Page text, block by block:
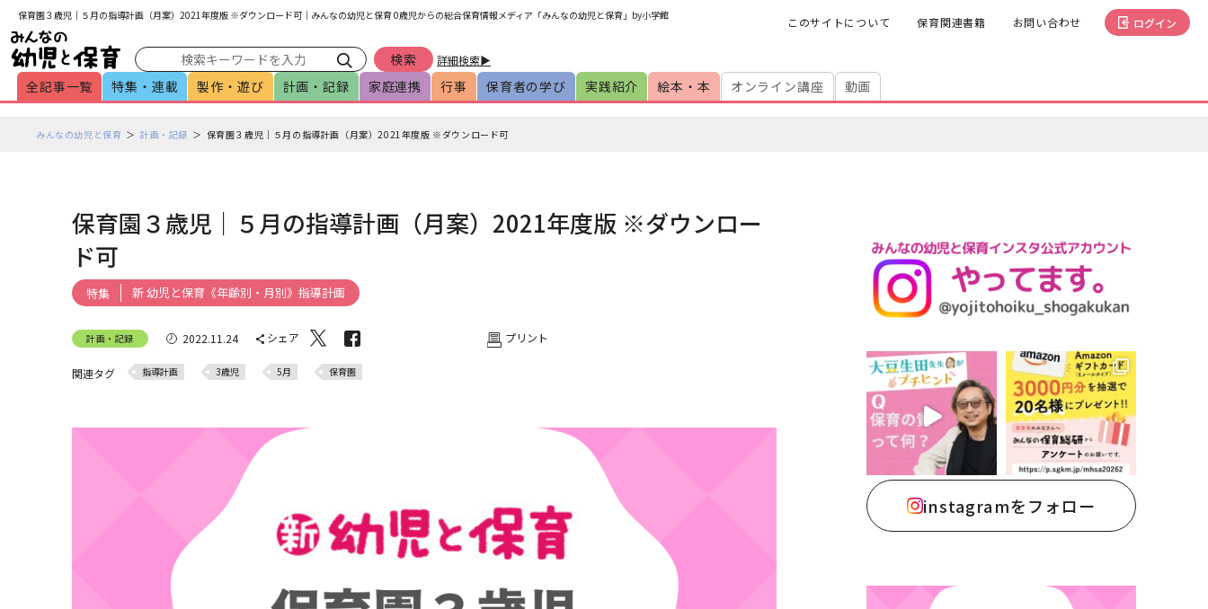
保育園３歳児｜５月の指導計画（月案）2021年度版 ※ダウンロード可｜みんなの幼児と保育 0歳児からの総合保育情報メディア「みんなの幼児と保育」by小学館 このサイトについて 保育関連書籍 お問い合わせ ログイン
詳細検索▶
全記事一覧 特集・連載 製作・遊び 計画・記録 家庭連携 行事 保育者の学び 実践紹介 絵本・本 オンライン講座 動画
みんなの幼児と保育 計画・記録 保育園３歳児｜５月の指導計画（月案）2021年度版 ※ダウンロード可
保育園３歳児｜５月の指導計画（月案）2021年度版 ※ダウンロー
ド可
特集 新 幼児と保育《年齢別・月別》指導計画
計画・記録 2022.11.24 シェア プリント
関連タグ 指導計画 3歳児 5月 保育園
instagramをフォロー